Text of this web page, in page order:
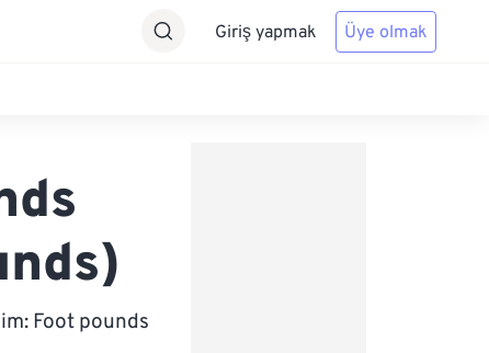
Giriş yapmak Üye olmak
Foot pounds